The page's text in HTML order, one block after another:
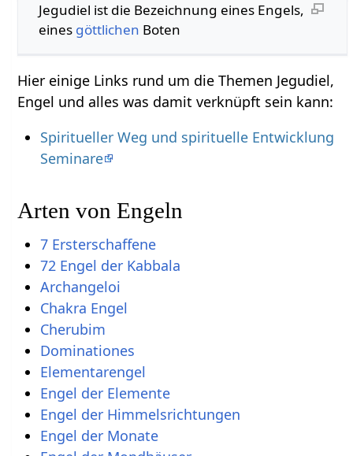
Jegudiel ist die Bezeichnung eines Engels,
eines göttlichen Boten
Hier einige Links rund um die Themen Jegudiel,
Engel und alles was damit verknüpft sein kann:
Spiritueller Weg und spirituelle Entwicklung
Seminare
Arten von Engeln
7 Ersterschaffene
72 Engel der Kabbala
Archangeloi
Chakra Engel
Cherubim
Dominationes
Elementarengel
Engel der Elemente
Engel der Himmelsrichtungen
Engel der Monate